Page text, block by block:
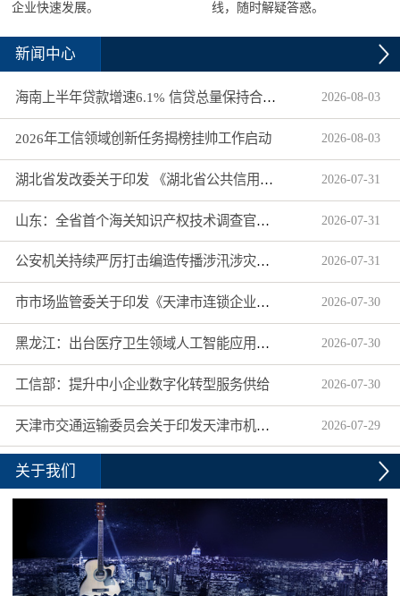
企业快速发展。
线，随时解疑答惑。
新闻中心
海南上半年贷款增速6.1% 信贷总量保持合理平稳增长 2026-08-03
2026年工信领域创新任务揭榜挂帅工作启动 2026-08-03
湖北省发改委关于印发 《湖北省公共信用信息目录（2026年版）》的通知 2026-07-31
山东：全省首个海关知识产权技术调查官制度落地济南自贸片区 2026-07-31
公安机关持续严厉打击编造传播涉汛涉灾网络谣言 2026-07-31
市市场监管委关于印发《天津市连锁企业食品经营许可“先证后核”信用承诺审批实施办法》的通知 2026-07-30
黑龙江：出台医疗卫生领域人工智能应用工作实施方案 2026-07-30
工信部：提升中小企业数字化转型服务供给 2026-07-30
天津市交通运输委员会关于印发天津市机动车驾驶员培训机构及教练员综合信用评价管理办法的通知 2026-07-29
关于我们